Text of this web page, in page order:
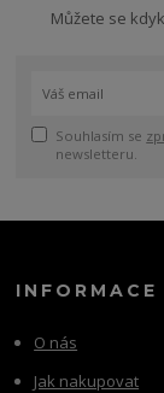
Můžete se
Souhlasím se
newsletteru.
O nás
Jak nakupovat